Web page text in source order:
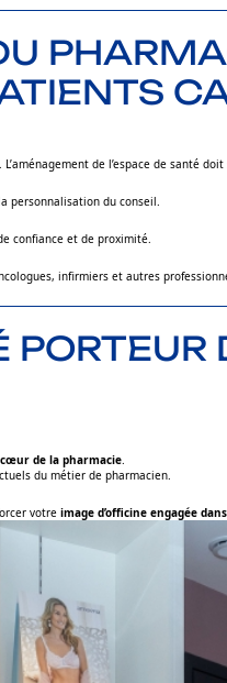
de l’espace de santé
personnalisation du conseil.
confiance et de proximité.
infirmiers et autres
de la pharmacie
du métier de pharmacien.
votre image d’officine engagée